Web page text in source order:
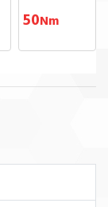
50Nm